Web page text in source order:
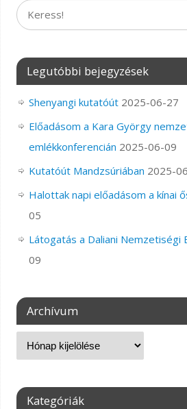
Legutóbbi bejegyzések
Shenyangi kutatóút 2025-06-27
Előadásom a Kara György
emlékkonferencián 2025-06-09
Kutatóút Mandzsúriában 2025-
Halottak napi előadásom a kínai
05
Látogatás a Daliani Nemzetiségi
09
Archívum
Kategóriák